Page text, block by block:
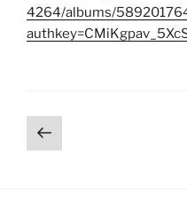
4264/albums/
der
Vorherige
Seite